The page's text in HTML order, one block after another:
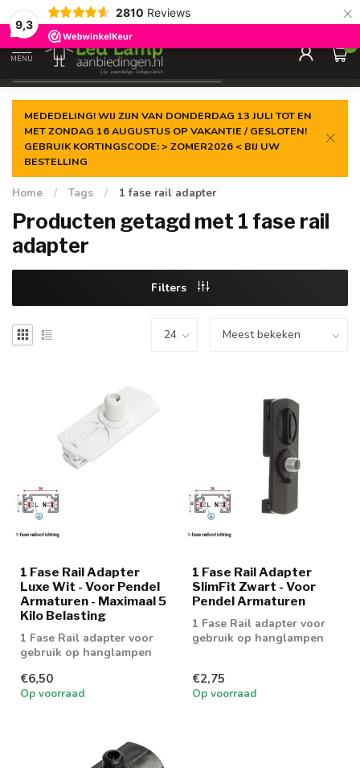
9,3
2810 Reviews ×
Gegarandeerde delaagste prijs
MENU
0
MEDEDELING! WIJ ZIJN VAN DONDERDAG 13 JULI TOT EN
MET ZONDAG 16 AUGUSTUS OP VAKANTIE / GESLOTEN!
GEBRUIK KORTINGSCODE: > ZOMER2026 < BIJ UW
BESTELLING
Home / Tags / 1 fase rail adapter
Producten getagd met 1 fase rail
adapter
Filters
1 Fase Rail Adapter
Luxe Wit - Voor Pendel
Armaturen - Maximaal 5
Kilo Belasting
1 Fase Rail adapter voor
gebruik op hanglampen
€6,50
Op voorraad
1 Fase Rail Adapter
SlimFit Zwart - Voor
Pendel Armaturen
1 Fase Rail adapter voor
gebruik op hanglampen
€2,75
Op voorraad